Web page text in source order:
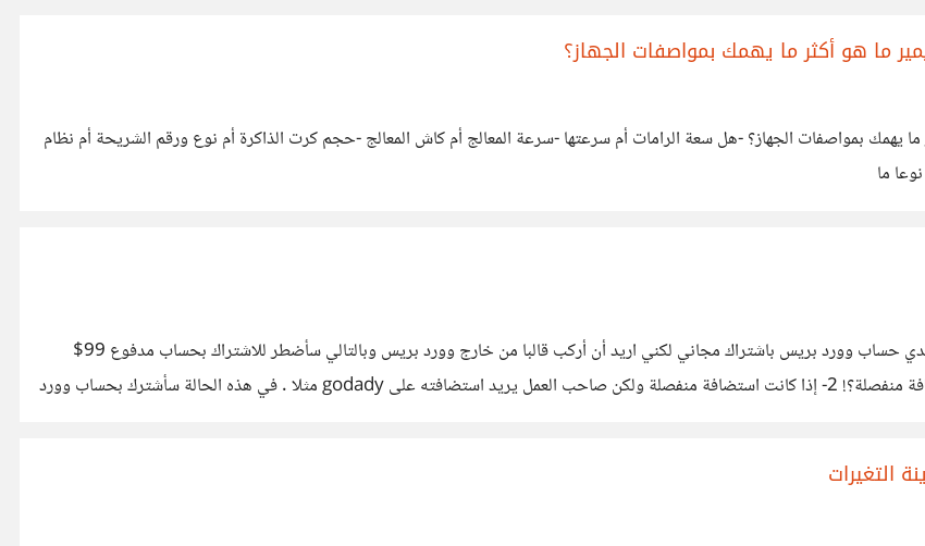
ما هو أكثر ما يهمك بمواصفات الجهاز؟
بمواصفات الجهاز؟ -هل سعة الرامات أم سرعتها -سرعة المعالج أم كاش المعالج -حجم كرت الذاكرة أم نوع ورقم الشريحة أم نظام
ما
#السلام عليكم أرجو من اصحاب الخبرة افادتي باجابات وافية 1- الان لدي حساب وورد بريس باشتراك مجاني لكني اريد أن أركب قالبا من خارج وورد بريس وبالتالي سأضطر للاشتراك بحساب مدفوع 99$
بالسنة فهل هذا الحساب المدفوع هو استضافة ولن اجتاج لشركة استضافة منفصلة؟! 2- إذا كانت استضافة منفصلة ولكن صاحب العمل يريد استضافته على godady مثلا . في هذه الحالة سأشترك بحساب وورد
التغيرات